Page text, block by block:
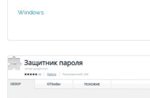
Windows